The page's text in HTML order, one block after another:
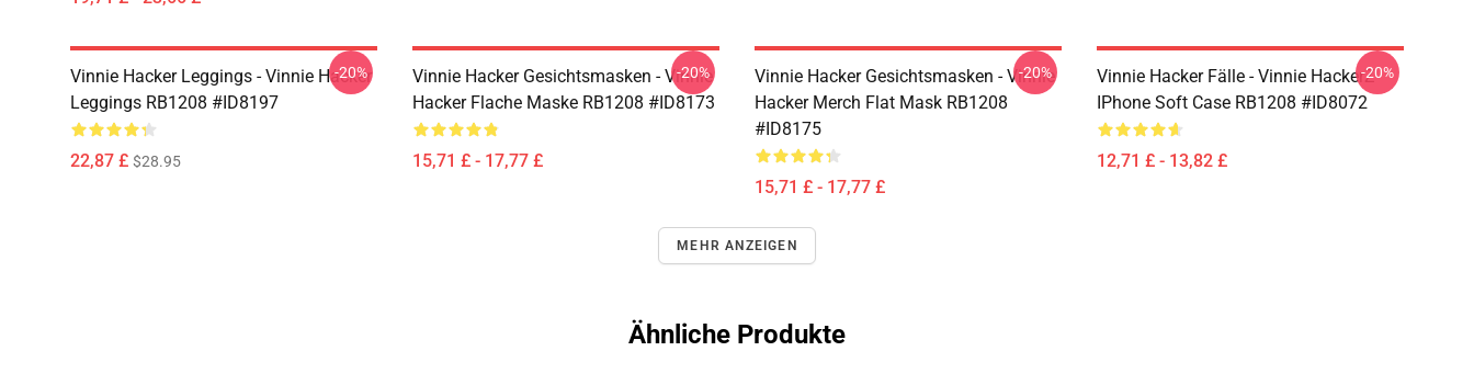
Vinnie Hacker Leggings - Vinnie Hacker
Leggings RB1208 #ID8197
22,87 £ $28.95
-20%
Vinnie Hacker Gesichtsmasken - Vinnie
Hacker Flache Maske RB1208 #ID8173
15,71 £ - 17,77 £
-20%
Vinnie Hacker Gesichtsmasken - Vinnie
Hacker Merch Flat Mask RB1208
#ID8175
15,71 £ - 17,77 £
-20%
Vinnie Hacker Fälle - Vinnie HackerZ
IPhone Soft Case RB1208 #ID8072
12,71 £ - 13,82 £
-20%
MEHR ANZEIGEN
Ähnliche Produkte